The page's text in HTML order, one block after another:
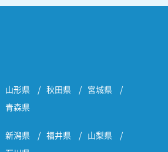
山形県 秋田県
宮城県
青森県
新潟県 福井県
山梨県